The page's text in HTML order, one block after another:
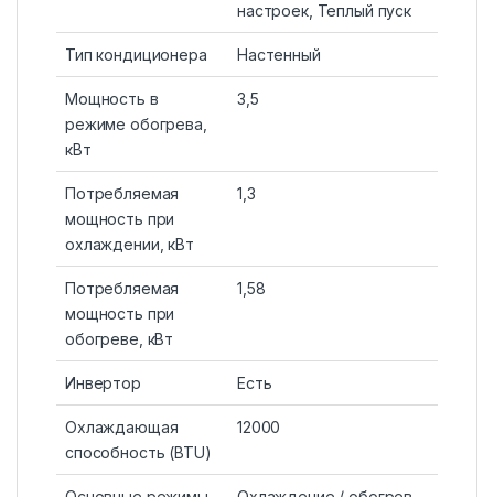
настроек, Теплый пуск
Тип кондиционера Настенный
Мощность в
режиме обогрева,
кВт
3,5
Потребляемая
мощность при
охлаждении, кВт
1,3
Потребляемая
мощность при
обогреве, кВт
1,58
Инвертор Есть
Охлаждающая
способность (BTU)
12000